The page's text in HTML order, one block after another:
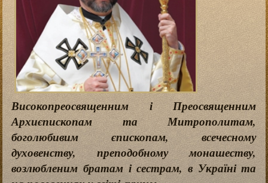
Високопреосвященним і Преосвященним
Архиєпископам та Митрополитам,
боголюбивим єпископам, всечесному
духовенству, преподобному монашеству,
возлюбленим братам і сестрам, в Україні та